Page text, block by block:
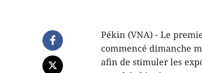
Pékin (VNA) - Le
commencé dimanche
afin de stimuler les